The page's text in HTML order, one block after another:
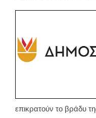
επικρατούν το βράδυ